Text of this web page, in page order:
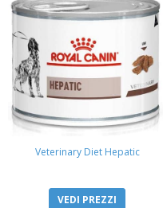
Veterinary Diet Hepatic
VEDI PREZZI